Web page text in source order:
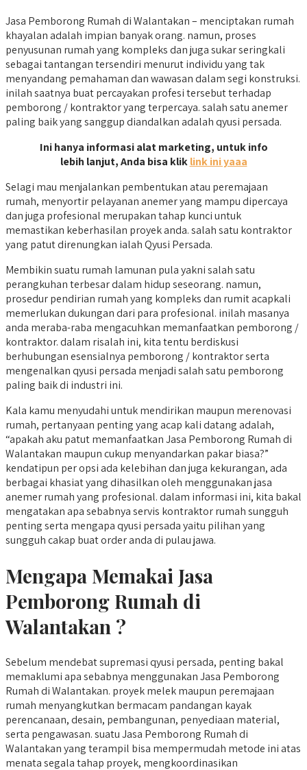
Jasa Pemborong Rumah di Walantakan – menciptakan rumah
khayalan adalah impian banyak orang. namun, proses
penyusunan rumah yang kompleks dan juga sukar seringkali
sebagai tantangan tersendiri menurut individu yang tak
menyandang pemahaman dan wawasan dalam segi konstruksi.
inilah saatnya buat percayakan profesi tersebut terhadap
pemborong / kontraktor yang terpercaya. salah satu anemer
paling baik yang sanggup diandalkan adalah qyusi persada.
Ini hanya informasi alat marketing, untuk info
lebih lanjut, Anda bisa kliklink ini yaaa
Selagi mau menjalankan pembentukan atau peremajaan
rumah, menyortir pelayanan anemer yang mampu dipercaya
dan juga profesional merupakan tahap kunci untuk
memastikan keberhasilan proyek anda. salah satu kontraktor
yang patut direnungkan ialah Qyusi Persada.
Membikin suatu rumah lamunan pula yakni salah satu
perangkuhan terbesar dalam hidup seseorang. namun,
prosedur pendirian rumah yang kompleks dan rumit acapkali
memerlukan dukungan dari para profesional. inilah masanya
anda meraba-raba mengacuhkan memanfaatkan pemborong /
kontraktor. dalam risalah ini, kita tentu berdiskusi
berhubungan esensialnya pemborong / kontraktor serta
mengenalkan qyusi persada menjadi salah satu pemborong
paling baik di industri ini.
Kala kamu menyudahi untuk mendirikan maupun merenovasi
rumah, pertanyaan penting yang acap kali datang adalah,
“apakah aku patut memanfaatkan Jasa Pemborong Rumah di
Walantakan maupun cukup menyandarkan pakar biasa?”
kendatipun per opsi ada kelebihan dan juga kekurangan, ada
berbagai khasiat yang dihasilkan oleh menggunakan jasa
anemer rumah yang profesional. dalam informasi ini, kita bakal
mengatakan apa sebabnya servis kontraktor rumah sungguh
penting serta mengapa qyusi persada yaitu pilihan yang
sungguh cakap buat order anda di pulau jawa.
Mengapa Memakai Jasa
Pemborong Rumah di
Walantakan ?
Sebelum mendebat supremasi qyusi persada, penting bakal
memaklumi apa sebabnya menggunakan Jasa Pemborong
Rumah di Walantakan. proyek melek maupun peremajaan
rumah menyangkutkan bermacam pandangan kayak
perencanaan, desain, pembangunan, penyediaan material,
serta pengawasan. suatu Jasa Pemborong Rumah di
Walantakan yang terampil bisa mempermudah metode ini atas
menata segala tahap proyek, mengkoordinasikan